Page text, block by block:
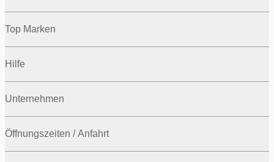
Top Marken
Hilfe
Unternehmen
Öffnungszeiten / Anfahrt